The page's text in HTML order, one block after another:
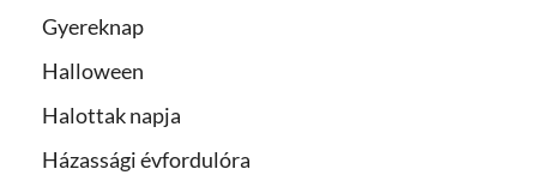
Gyereknap
Halloween
Halottak napja
Házassági évfordulóra